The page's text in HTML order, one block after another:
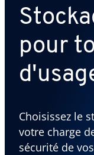
pour
Choisissez le
votre charge
sécurité de